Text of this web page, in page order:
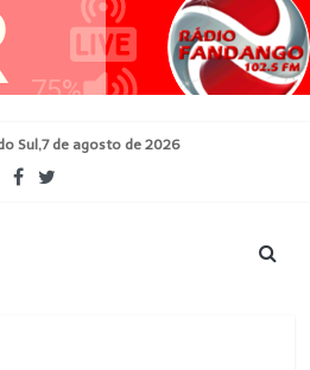
Sul,7 de agosto de 2026